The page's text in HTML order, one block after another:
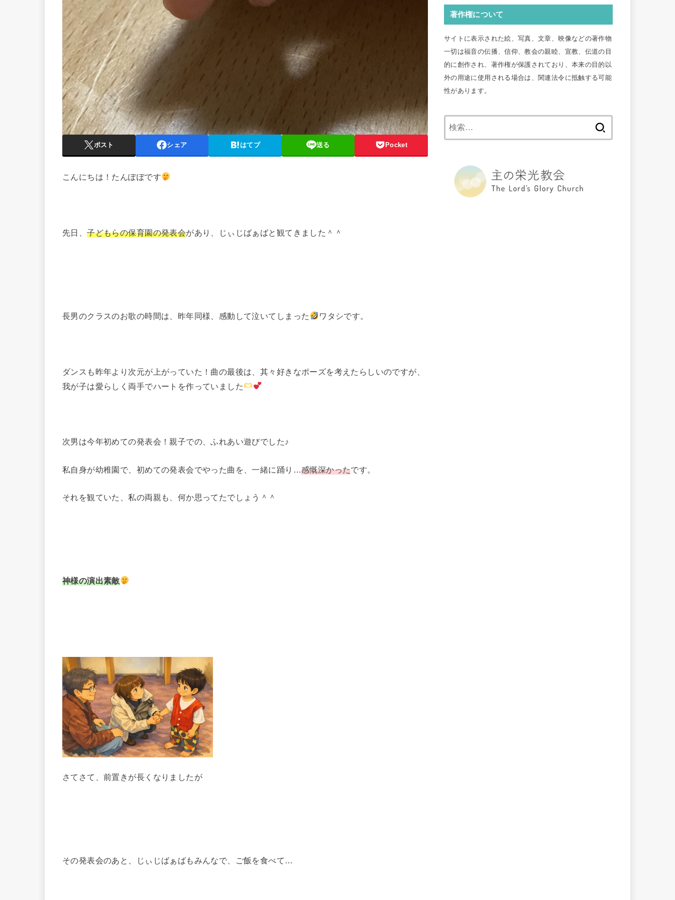
ポスト シェア はてブ 送る Pocket
こんにちは！たんぽぽです
先日、子どもらの保育園の発表会があり、じぃじばぁばと観てきました＾＾
長男のクラスのお歌の時間は、昨年同様、感動して泣いてしまった ワタシです。
ダンスも昨年より次元が上がっていた！曲の最後は、其々好きなポーズを考えたらしいのですが、
我が子は愛らしく両手でハートを作っていました
次男は今年初めての発表会！親子での、ふれあい遊びでした♪
私自身が幼稚園で、初めての発表会でやった曲を、一緒に踊り…感慨深かったです。
それを観ていた、私の両親も、何か思ってたでしょう＾＾
神様の演出素敵
さてさて、前置きが長くなりましたが
その発表会のあと、じぃじばぁばもみんなで、ご飯を食べて…
著作権について
サイトに表示された絵、写真、文章、映像などの著作物
一切は福音の伝播、信仰、教会の親睦、宣教、伝道の目
的に創作され、著作権が保護されており、本来の目的以
外の用途に使用される場合は、関連法令に抵触する可能
性があります。